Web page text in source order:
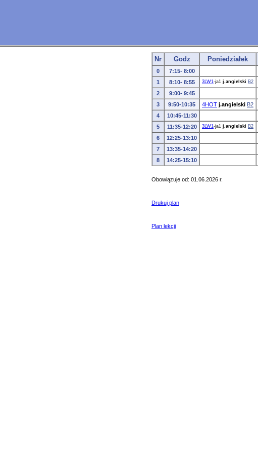
Nr Godz Poniedziałek
0
7:15- 8:00
1
8:10- 8:55 3LW1-ja1 j.angielski B2
2 9:00- 9:45
3
9:50-10:35 4HOT j.angielski B2
4
10:45-11:30
5
11:35-12:20 3LW1-ja1 j.angielski B2
6 12:25-13:10
7
13:35-14:20
8
14:25-15:10
Obowiązuje od: 01.06.2026 r.
Drukuj plan
Plan lekcji